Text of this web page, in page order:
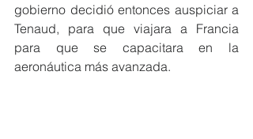
gobierno decidió entonces auspiciar a
Tenaud, para que viajara a Francia
para que se capacitara en la
aeronáutica más avanzada.